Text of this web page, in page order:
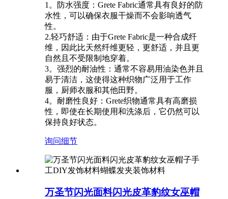
1。防水强度：Grete Fabric通常具有良好的防
水性，可以确保衣服干燥而不会影响透气
性。
2.轻巧舒适：由于Grete Fabric是一种合成纤
维，因此比天然纤维更轻，更舒适，并且更
自然且不受限制地穿着。
3。强烈的耐油性：通常不容易用油染色并且
易于清洁，这使得这种织物广泛用于工作
服，厨师衣服和其他田野。
4。耐磨性良好：Grete织物通常具有高磨损
性，即使在长期使用和洗涤后，它仍然可以
保持良好状态。
询问细节
万圣节闪光面料闪光皮革豹纹女巫帽